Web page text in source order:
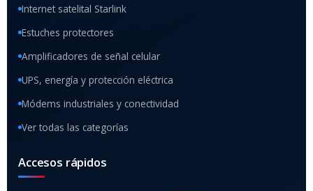
Internet satelital Starlink
Estuches protectores
Amplificadores de señal celular
UPS, energía y protección eléctrica
Módems industriales y conectividad
Ver todas las categorías
Accesos rápidos